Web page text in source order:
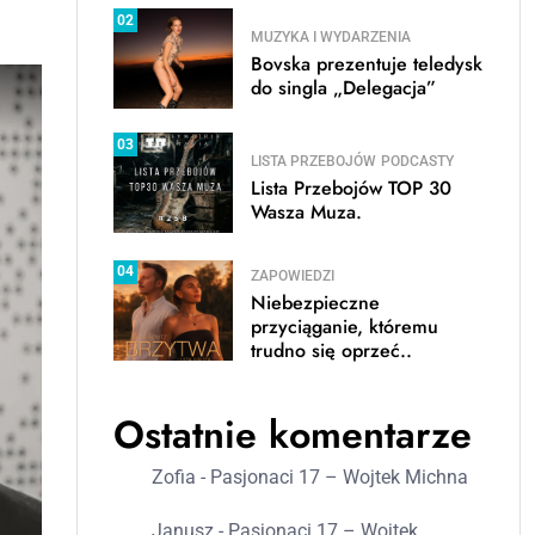
02
MUZYKA I WYDARZENIA
Bovska prezentuje teledysk
do singla „Delegacja”
03
LISTA PRZEBOJÓW PODCASTY
Lista Przebojów TOP 30
Wasza Muza.
04 ZAPOWIEDZI
Niebezpieczne
przyciąganie, któremu
trudno się oprzeć..
Ostatnie komentarze
Zofia - Pasjonaci 17 – Wojtek Michna